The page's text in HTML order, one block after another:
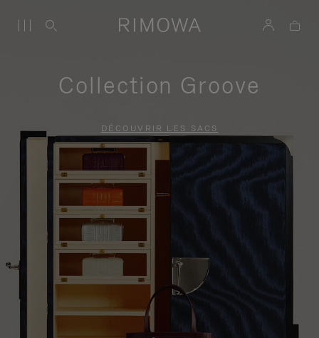
Collection Groove
DÉCOUVRIR LES SACS